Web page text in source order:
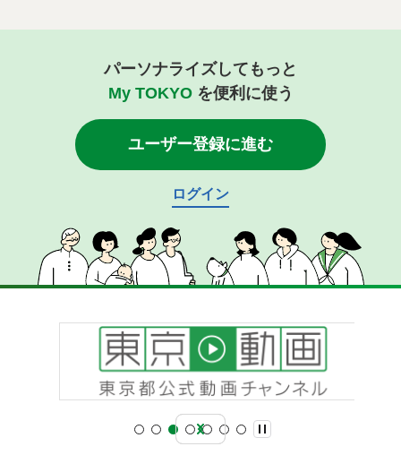
パーソナライズしてもっと
My TOKYOを便利に使う
ユーザー登録に進む
ログイン